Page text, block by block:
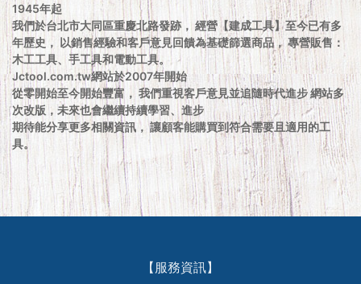
1945年起
我們於台北市大同區重慶北路發跡， 經營【建成工具】至今已有多
年歷史， 以銷售經驗和客戶意見回饋為基礎篩選商品， 專營販售：
木工工具、手工具和電動工具。
Jctool.com.tw網站於2007年開始
從零開始至今開始豐富， 我們重視客戶意見並追隨時代進步 網站多
次改版，未來也會繼續持續學習、進步
期待能分享更多相關資訊， 讓顧客能購買到符合需要且適用的工
具。
【服務資訊】